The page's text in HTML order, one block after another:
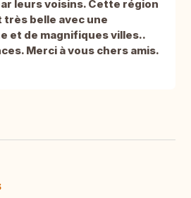
leurs voisins. Cette région
très belle avec une
et de magnifiques villes..
Merci à vous chers amis.